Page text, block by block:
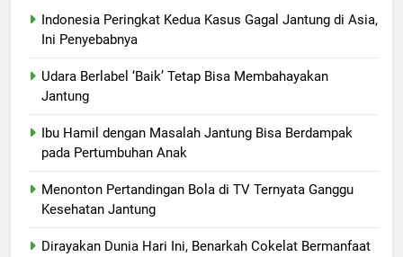
Indonesia Peringkat Kedua Kasus Gagal Jantung di Asia,
Ini Penyebabnya
Udara Berlabel ‘Baik’ Tetap Bisa Membahayakan
Jantung
Ibu Hamil dengan Masalah Jantung Bisa Berdampak
pada Pertumbuhan Anak
Menonton Pertandingan Bola di TV Ternyata Ganggu
Kesehatan Jantung
Dirayakan Dunia Hari Ini, Benarkah Cokelat Bermanfaat